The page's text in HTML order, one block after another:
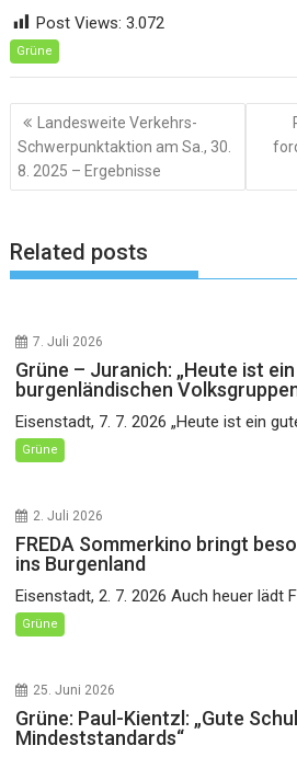
Post Views: 3.072
Grüne
Beitragsnavigation
Landesweite Verkehrs-
Schwerpunktaktion am Sa., 30.
8. 2025 – Ergebnisse
Related posts
7. Juli 2026
Grüne – Juranich: „Heute ist
burgenländischen
Eisenstadt, 7. 7. 2026 „Heute ist ein
Grüne
2. Juli 2026
FREDA Sommerkino bringt
ins Burgenland
Eisenstadt, 2. 7. 2026 Auch heuer lädt
Grüne
25. Juni 2026
Grüne: Paul-Kientzl: „Gute
Mindeststandards“